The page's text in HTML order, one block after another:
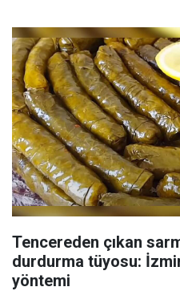
Tencereden çıkan
durdurma tüyosu:
yöntemi